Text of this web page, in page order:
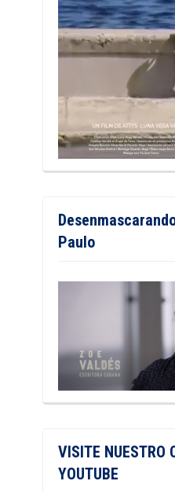
Paulo
VISITE NUESTRO
YOUTUBE